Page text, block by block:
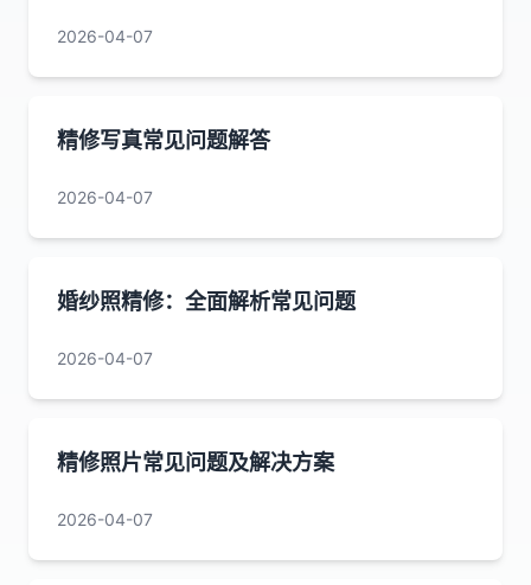
2026-04-07
精修写真常见问题解答
2026-04-07
婚纱照精修：全面解析常见问题
2026-04-07
精修照片常见问题及解决方案
2026-04-07